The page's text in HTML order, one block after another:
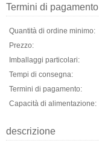
Termini di
Quantità di ordine minimo:
Prezzo:
Imballaggi particolari:
Tempi di consegna:
Termini di pagamento:
Capacità di alimentazione:
descrizione